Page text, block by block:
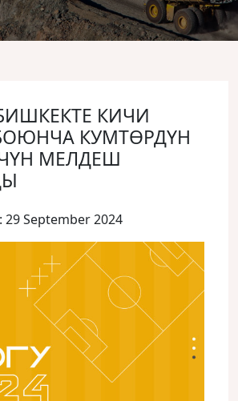
КИЧИ
КУМТӨРДҮН
МЕЛДЕШ
September 2024